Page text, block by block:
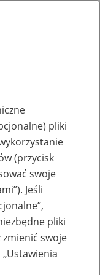
pliki
(przycisk
swoje
Jeśli
pliki
zmienić swoje